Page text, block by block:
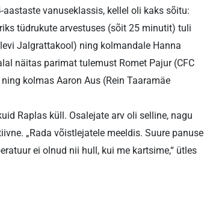
vanuseklassis, kellel oli kaks sõitu:
tüdrukute arvestuses (sõit 25 minutit) tuli
Jalgrattakool) ning kolmandale Hanna
näitas parimat tulemust Romet Pajur (CFC
kolmas Aaron Aus (Rein Taaramäe
Raplas küll. Osalejate arv oli selline, nagu
„Rada võistlejatele meeldis. Suure panuse
ei olnud nii hull, kui me kartsime,“ ütles